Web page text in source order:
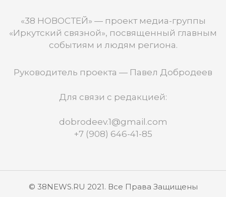
«38 НОВОСТЕЙ» — проект медиа-группы
«Иркутский связной», посвященный главным
событиям и людям региона.
Руководитель проекта — Павел Добродеев
Для связи с редакцией:
dobrodeev.1@gmail.com
+7 (908) 646-41-85
© 38NEWS.RU 2021. Все Права Защищены